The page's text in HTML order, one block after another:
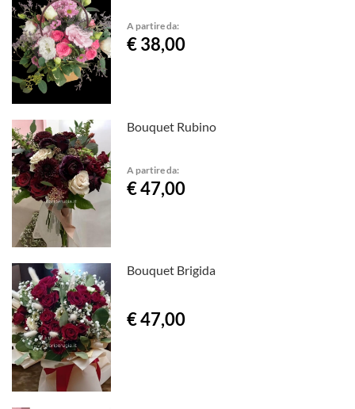
A partire da:
€ 38,00
Bouquet Rubino
A partire da:
€ 47,00
Bouquet Brigida
€ 47,00